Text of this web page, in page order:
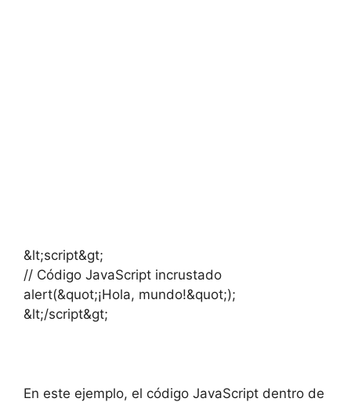
&lt;script&gt;
// Código JavaScript incrustado
alert(&quot;¡Hola, mundo!&quot;);
&lt;/script&gt;
En este ejemplo, el código JavaScript dentro de